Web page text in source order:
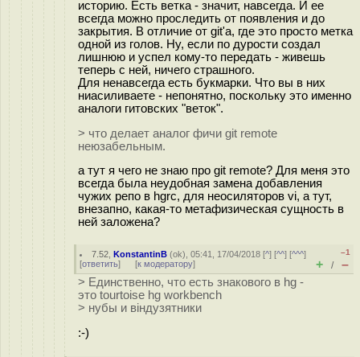
историю. Есть ветка - значит, навсегда. И ее
всегда можно проследить от появления и до
закрытия. В отличие от git'а, где это просто метка
одной из голов. Ну, если по дурости создал
лишнюю и успел кому-то передать - живешь
теперь с ней, ничего страшного.
Для ненавсегда есть букмарки. Что вы в них
ниасиливаете - непонятно, поскольку это именно
аналоги гитовских "веток".
> что делает аналог фичи git remote
неюзабельным.
а тут я чего не знаю про git remote? Для меня это
всегда была неудобная замена добавления
чужих репо в hgrc, для неосиляторов vi, а тут,
внезапно, какая-то метафизическая сущность в
ней заложена?
7.52 ,KonstantinB (ok), 05:41, 17/04/2018 [^] [^^] [^^^]
[ответить] [к модератору]
–1
+ / –
> Единственно, что есть знакового в hg -
это tourtoise hg workbench
> нубы и вiндузятники
:-)